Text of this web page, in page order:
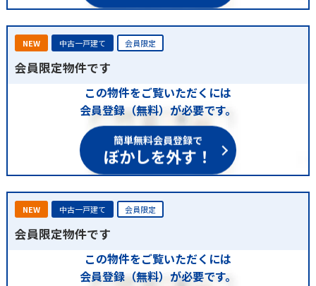
NEW 中古一戸建て 会員限定
会員限定物件です
この物件をご覧いただくには
会員登録（無料）が必要です。
簡単無料会員登録で
ぼかしを外す！
NEW 中古一戸建て 会員限定
会員限定物件です
この物件をご覧いただくには
会員登録（無料）が必要です。